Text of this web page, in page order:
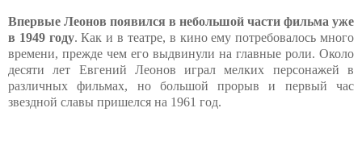
Впервые Леонов появился в небольшой части фильма уже
в 1949 году. Как и в театре, в кино ему потребовалось много
времени, прежде чем его выдвинули на главные роли. Около
десяти лет Евгений Леонов играл мелких персонажей в
различных фильмах, но большой прорыв и первый час
звездной славы пришелся на 1961 год.